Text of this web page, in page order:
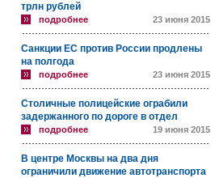
трлн рублей
подробнее 23 июня 2015
Санкции ЕС против России продлены
на полгода
подробнее 23 июня 2015
Столичные полицейские ограбили
задержанного по дороге в отдел
подробнее 19 июня 2015
В центре Москвы на два дня
ограничили движение автотранспорта